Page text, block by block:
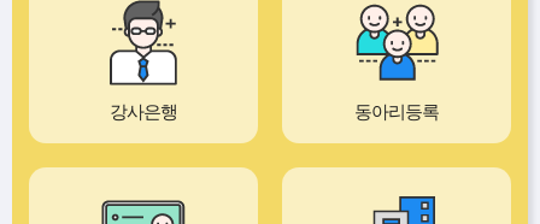
강사은행 동아리등록